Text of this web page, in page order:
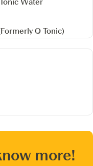
Water
Q Tonic)
more!